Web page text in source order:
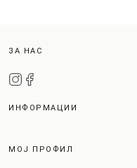
ЗА НАС
ИНФОРМАЦИИ
МОЈ ПРОФИЛ